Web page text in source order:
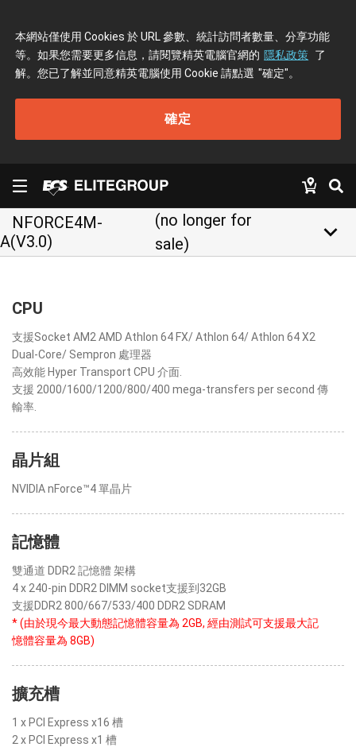
本網站僅使用 Cookies 於 URL 參數、統計訪問者數量、分享功能
等。如果您需要更多信息，請閱覽精英電腦官網的 隱私政策 了
解。您已了解並同意精英電腦使用 Cookie 請點選 "確定"。
確定
NFORCE4M-
A(V3.0)
(no longer for
sale)
keyboard_arrow_down
CPU
支援Socket AM2 AMD Athlon 64 FX/ Athlon 64/ Athlon 64 X2
Dual-Core/ Sempron 處理器
高效能 Hyper Transport CPU 介面.
支援 2000/1600/1200/800/400 mega-transfers per second 傳
輸率.
晶片組
NVIDIA nForce™4 單晶片
記憶體
雙通道 DDR2 記憶體 架構
4 x 240-pin DDR2 DIMM socket支援到32GB
支援DDR2 800/667/533/400 DDR2 SDRAM
* (由於現今最大動態記憶體容量為 2GB, 經由測試可支援最大記
憶體容量為 8GB)
擴充槽
1 x PCI Express x16 槽
2 x PCI Express x1 槽